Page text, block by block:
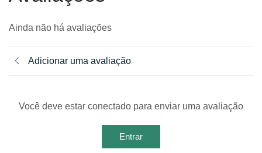
Ainda não há avaliações
Adicionar uma avaliação
Você deve estar conectado para enviar uma avaliação
Entrar